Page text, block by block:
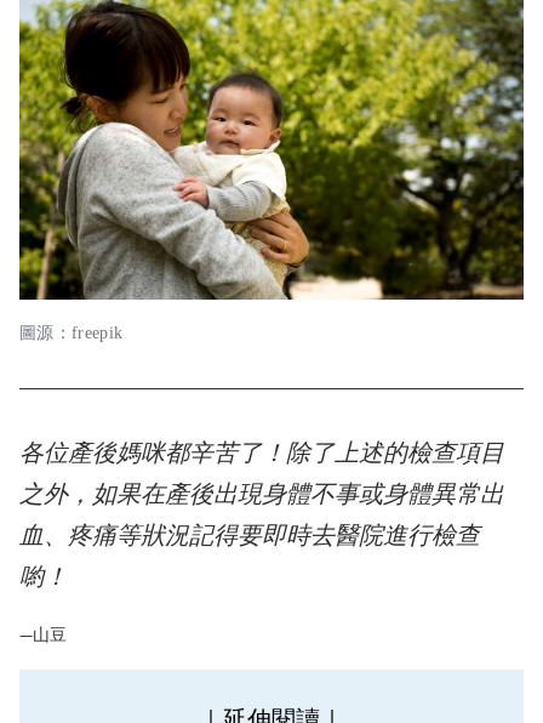
圖源：freepik
各位產後媽咪都辛苦了！除了上述的檢查項目
之外，如果在產後出現身體不事或身體異常出
血、疼痛等狀況記得要即時去醫院進行檢查
喲！
—山豆